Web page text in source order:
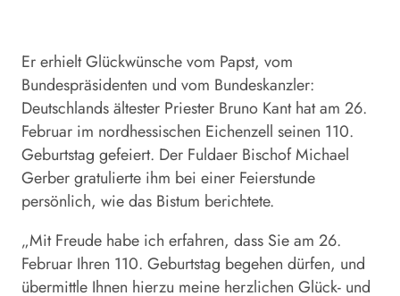
Er erhielt Glückwünsche vom Papst, vom
Bundespräsidenten und vom Bundeskanzler:
Deutschlands ältester Priester Bruno Kant hat am 26.
Februar im nordhessischen Eichenzell seinen 110.
Geburtstag gefeiert. Der Fuldaer Bischof Michael
Gerber gratulierte ihm bei einer Feierstunde
persönlich, wie das Bistum berichtete.
„Mit Freude habe ich erfahren, dass Sie am 26.
Februar Ihren 110. Geburtstag begehen dürfen, und
übermittle Ihnen hierzu meine herzlichen Glück- und